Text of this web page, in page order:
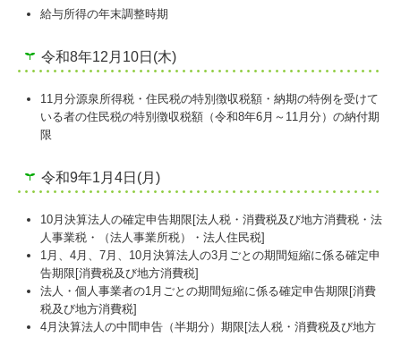
給与所得の年末調整時期
令和8年12月10日(木)
11月分源泉所得税・住民税の特別徴収税額・納期の特例を受けて
いる者の住民税の特別徴収税額（令和8年6月～11月分）の納付期
限
令和9年1月4日(月)
10月決算法人の確定申告期限[法人税・消費税及び地方消費税・法
人事業税・（法人事業所税）・法人住民税]
1月、4月、7月、10月決算法人の3月ごとの期間短縮に係る確定申
告期限[消費税及び地方消費税]
法人・個人事業者の1月ごとの期間短縮に係る確定申告期限[消費
税及び地方消費税]
4月決算法人の中間申告（半期分）期限[法人税・消費税及び地方